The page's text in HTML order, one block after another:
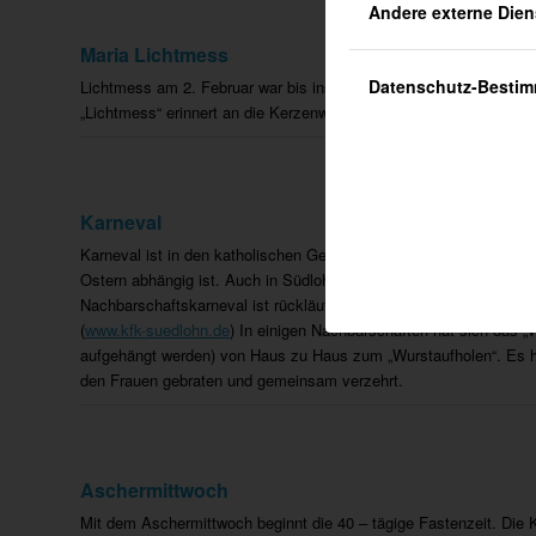
Andere externe
Datenschutz-
Maria Lichtmess
Lichtmess am 2. Februar war bis ins 19. Jahrhundert ein
„Lichtmess“ erinnert an die Kerzenweihe.
Karneval
Karneval ist in den katholischen Gegenden Deutschlands am
Ostern abhängig ist. Auch in Südlohn wird Karneval gefeiert. Bis
Nachbarschaftskarneval ist rückläufig und ist mehr und mehr
(www.kfk-suedlohn.de) In einigen Nachbarschaften hat sich das
aufgehängt werden) von Haus zu Haus zum „Wurstaufholen“.
den Frauen gebraten und gemeinsam verzehrt.
Aschermittwoch
Mit dem Aschermittwoch beginnt die 40 – tägige Fastenzeit.